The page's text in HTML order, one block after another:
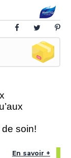
soin!
En savoir +